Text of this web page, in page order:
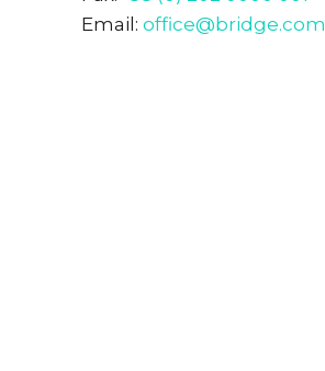
Email: office@bridge.com